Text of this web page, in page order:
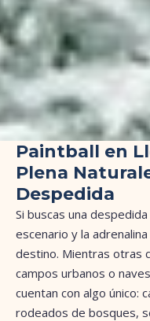
Paintball en
Plena
Despedida
Si buscas una
escenario y la
destino. Mientras otras
campos urbanos o
cuentan con algo único:
rodeados de bosques,